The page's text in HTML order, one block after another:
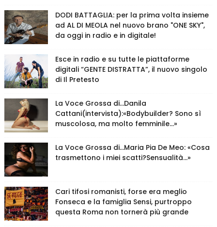
DODI BATTAGLIA: per la prima volta insieme
ad AL DI MEOLA nel nuovo brano "ONE SKY",
da oggi in radio e in digitale!
Esce in radio e su tutte le piattaforme
digitali “GENTE DISTRATTA”, il nuovo singolo
di Il Pretesto
La Voce Grossa di…Danila
Cattani(intervista):«Bodybuilder? Sono sì
muscolosa, ma molto femminile…»
La Voce Grossa di…Maria Pia De Meo: «Cosa
trasmettono i miei scatti?Sensualità…»
Cari tifosi romanisti, forse era meglio
Fonseca e la famiglia Sensi, purtroppo
questa Roma non tornerà più grande